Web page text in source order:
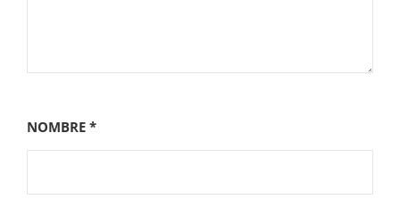
NOMBRE *